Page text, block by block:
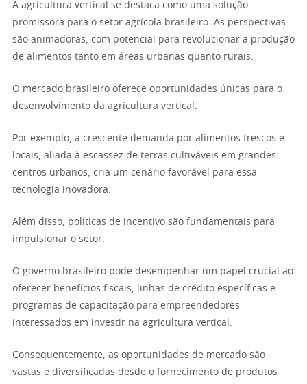
A agricultura vertical se destaca como uma solução
promissora para o setor agrícola brasileiro. As perspectivas
são animadoras, com potencial para revolucionar a produção
de alimentos tanto em áreas urbanas quanto rurais.
O mercado brasileiro oferece oportunidades únicas para o
desenvolvimento da agricultura vertical.
Por exemplo, a crescente demanda por alimentos frescos e
locais, aliada à escassez de terras cultiváveis em grandes
centros urbanos, cria um cenário favorável para essa
tecnologia inovadora.
Além disso, políticas de incentivo são fundamentais para
impulsionar o setor.
O governo brasileiro pode desempenhar um papel crucial ao
oferecer benefícios fiscais, linhas de crédito específicas e
programas de capacitação para empreendedores
interessados em investir na agricultura vertical.
Consequentemente, as oportunidades de mercado são
vastas e diversificadas desde o fornecimento de produtos